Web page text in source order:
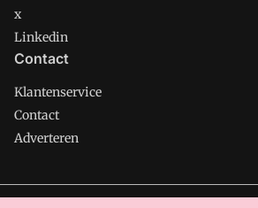
x
Linkedin
Contact
Klantenservice
Contact
Adverteren